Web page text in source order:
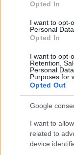
Opted In
I want to opt-
Personal
Opted In
I want to opt-
Retention,
Personal
Purposes for
Opted Out
Google
I want to
related to
device
09/08/2026
Φοίνικας
Χατζηαντωνίου
Δείπνο της
παρουσία των